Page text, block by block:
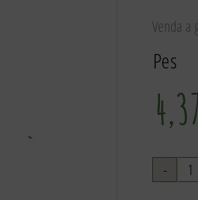
Venda a
Pes